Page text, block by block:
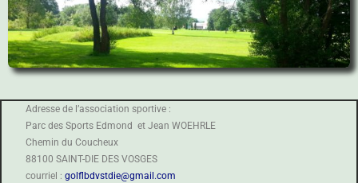
Adresse de l’association sportive :
Parc des Sports Edmond et Jean WOEHRLE
Chemin du Coucheux
88100 SAINT-DIE DES VOSGES
courriel : golflbdvstdie@gmail.com